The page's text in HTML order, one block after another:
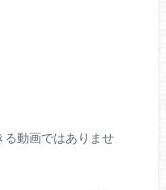
る動画ではありませ